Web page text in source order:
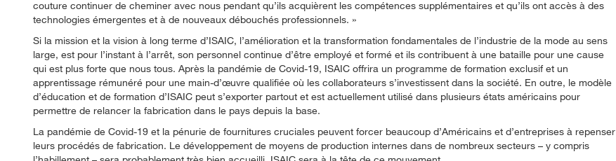
couture continuer de cheminer avec nous pendant qu’ils acquièrent les compétences supplémentaires et qu’ils ont accès à des
technologies émergentes et à de nouveaux débouchés professionnels.
Si la mission et la vision à long terme d’ISAIC, l’amélioration et la transformation fondamentales de l’industrie de la mode au sens
large, est pour l’instant à l’arrêt, son personnel continue d’être employé et formé et ils contribuent à une bataille pour une cause
qui est plus forte que nous tous. Après la pandémie de Covid-19, ISAIC offrira un programme de formation exclusif et un
apprentissage rémunéré pour une main-d’œuvre qualifiée où les collaborateurs s’investissent dans la société. En outre, le modèle
d’éducation et de formation d’ISAIC peut s’exporter partout et est actuellement utilisé dans plusieurs états américains pour
permettre de relancer la fabrication dans le pays depuis la base.
La pandémie de Covid-19 et la pénurie de fournitures cruciales peuvent forcer beaucoup d’Américains et d’entreprises à repenser
leurs procédés de fabrication. Le développement de moyens de production internes dans de nombreux secteurs – y compris